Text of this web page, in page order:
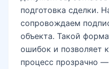
подготовка сделки.
сопровождаем
объекта. Такой
ошибок и позволяет
процесс прозрачно